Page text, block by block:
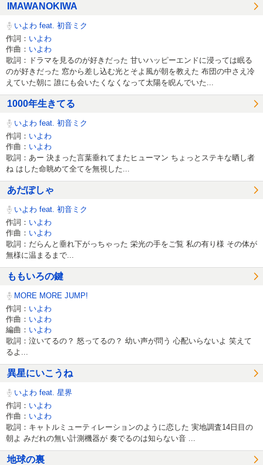
IMAWANOKIWA
いよわ feat. 初音ミク
作詞： いよわ
作曲： いよわ
歌詞：ドラマを見るのが好きだった 甘いハッピーエンドに浸っては眠る
のが好きだった 窓から差し込む光とそよ風が朝を教えた 布団の中さえ冷
えていた朝に 誰にも会いたくなくなって太陽を睨んでいた...
1000年生きてる
いよわ feat. 初音ミク
作詞： いよわ
作曲： いよわ
歌詞：あー 決まった言葉垂れてまたヒューマン ちょっとステキな晒し者
ね はした命眺めて全てを無視した...
あだぽしゃ
いよわ feat. 初音ミク
作詞： いよわ
作曲： いよわ
歌詞：だらんと垂れ下がっちゃった 栄光の手をご覧 私の有り様 その体が
無様に温まるまで...
ももいろの鍵
MORE MORE JUMP!
作詞： いよわ
作曲： いよわ
編曲： いよわ
歌詞：泣いてるの？ 怒ってるの？ 幼い声が問う 心配いらないよ 笑えて
るよ...
異星にいこうね
いよわ feat. 星界
作詞： いよわ
作曲： いよわ
歌詞：キャトルミューティレーションのように恋した 実地調査14日目の
朝よ みだれの無い計測機器が 奏でるのは知らない音 ...
地球の裏